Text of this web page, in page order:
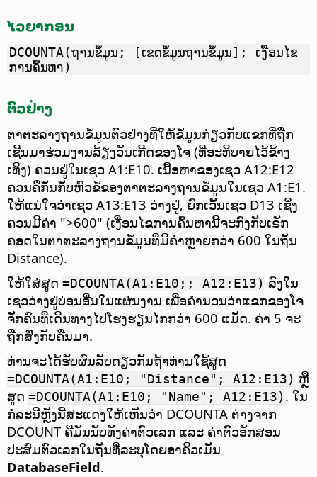
ໄວຍາກອນ
DCOUNTA(ຖານຂໍ້ມູນ; [ເຂດຂໍ້ມູນຖານຂໍ້ມູນ]; ເງື່ອນໄຂ
ການຄົ້ນຫາ)
ຕົວຢ່າງ
ຕາຕະລາງຖານຂໍ້ມູນຕົວຢ່າງທີ່ໃຫ້ຂໍ້ມູນກ່ຽວກັບແຂກທີ່ຖືກ
ເຊີນມາຮ່ວມງານລ້ຽງວັນເກີດຂອງໂຈ (ທີ່ອະທິບາຍໄວ້ຂ້າງ
ເທິງ) ຄວນຢູ່ໃນເຊວ A1:E10. ເນື້ອຫາຂອງເຊວ A12:E12
ຄວນຄືກັນກັບຫົວຂໍ້ຂອງຕາຕະລາງຖານຂໍ້ມູນໃນເຊວ A1:E1.
ໃຫ້ແນ່ໃຈວ່າເຊວ A13:E13 ວ່າງຢູ່, ຍົກເວັ້ນເຊວ D13 ເຊິ່ງ
ຄວນມີຄ່າ ">600" (ເງື່ອນໄຂການຄົ້ນຫານີ້ຈະກົງກັບເຣັກ
ຄອດໃນຕາຕະລາງຖານຂໍ້ມູນທີ່ມີຄ່າຫຼາຍກວ່າ 600 ໃນຖັນ
Distance).
ໃຫ້ໃສ່ສູດ =DCOUNTA(A1:E10;; A12:E13) ລົງໃນ
ເຊວວ່າງຢູ່ບ່ອນອື່ນໃນແຜ່ນງານ ເພື່ອຄຳນວນວ່າແຂກຂອງໂຈ
ຈັກຄົນທີ່ເດີນທາງໄປໂຮງຮຽນໄກກວ່າ 600 ແມັດ. ຄ່າ 5 ຈະ
ຖືກສົ່ງກັບຄືນມາ.
ທ່ານຈະໄດ້ຮັບຜົນລັບດຽວກັນຖ້າທ່ານໃຊ້ສູດ
=DCOUNTA(A1:E10; "Distance"; A12:E13) ຫຼື
ສູດ =DCOUNTA(A1:E10; "Name"; A12:E13) . ໃນ
ກໍລະນີຫຼັງນີ້ສະແດງໃຫ້ເຫັນວ່າ DCOUNTA ຕ່າງຈາກ
DCOUNT ຄືມັນນັບທັງຄ່າຕົວເລກ ແລະ ຄ່າຕົວອັກສອນ
ປະສົມຕົວເລກໃນຖັນທີ່ລະບຸໂດຍອາຄິວເມັນ
DatabaseField.